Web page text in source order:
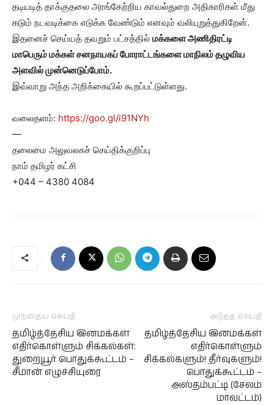
தடியடித் தாக்குதலை அரங்கேற்றிய காவல்துறை அதிகாரிகள் மீது
கடும் நடவடிக்கை எடுக்க வேண்டும் எனவும் வலியுறுத்துகிறேன்.
இதனைச் செய்யத் தவறும் பட்சத்தில் மக்களை அணிதிரட்டி
மாபெரும் மக்கள் சனநாயகப் போராட்டங்களை மாநிலம் தழுவிய
அளவில் முன்னெடுப்போம்.
இவ்வாறு அந்த அறிக்கையில் கூறப்பட்டுள்ளது.
வலைதளம்: https://goo.gl/i91NYh
—
தலைமை அலுவலகச் செய்திக்குறிப்பு
நாம் தமிழர் கட்சி
+044 – 4380 4084
முந்தைய செய்தி
தமிழ்த்தேசிய இனமக்கள்
எதிர்கொள்ளும் சிக்கல்கள்:
துறையூர் பொதுக்கூட்டம் –
சீமான் எழுச்சியுரை
அடுத்த செய்தி
தமிழ்த்தேசிய இனமக்கள்
எதிர்கொள்ளும்
சிக்கல்களும்! தீர்வுகளும்!
பொதுக்கூட்டம் –
அஸ்தம்பட்டி (சேலம்
மாவட்டம்)